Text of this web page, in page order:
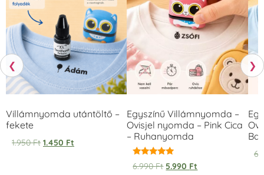
❮
Villámnyomda utántöltő –
fekete
1.950Ft 1.450 Ft
Egyszínű Villámnyomda –
Ovisjel nyomda – Pink Cica
– Ruhanyomda
Értékelés:
5.00
6.990Ft 5.990 Ft
❯